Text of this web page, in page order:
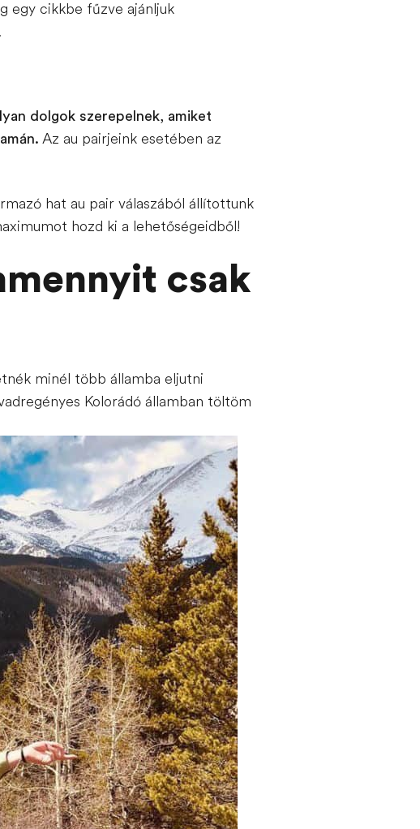
egy cikkbe fűzve ajánljuk
dolgok szerepelnek, amiket
Az au pairjeink esetében az
hat au pair válaszából állítottunk
hozd ki a lehetőségeidből!
csak
minél több államba eljutni
Kolorádó államban töltöm